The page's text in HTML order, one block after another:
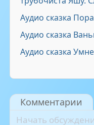
Аудио сказка
Аудио сказка
Аудио сказка
Комментарии